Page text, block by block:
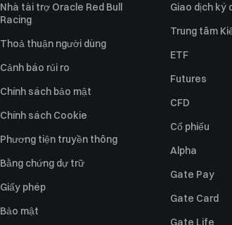
Nhà tài trợ Oracle Red Bull
Racing
Thoả thuận người dùng
Cảnh báo rủi ro
Chính sách bảo mật
Chính sách Cookie
Phương tiện truyền thông
Bằng chứng dự trữ
Giấy phép
Bảo mật
Giao dịch ký
Trung tâm
ETF
Futures
CFD
Cổ phiếu
Alpha
Gate Pay
Gate Card
Gate Life